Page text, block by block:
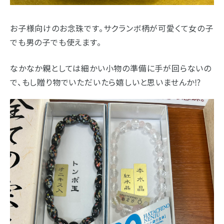
お子様向けのお念珠です。サクランボ柄が可愛くて女の子
でも男の子でも使えます。
なかなか親としては細かい小物の準備に手が回らないの
で、もし贈り物でいただいたら嬉しいと思いませんか⁉